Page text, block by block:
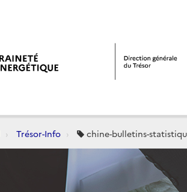
Trésor-Info chine-bulletins-